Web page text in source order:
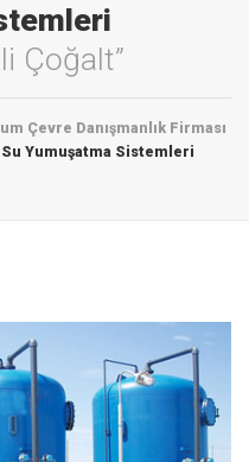
Çoğalt”
Çevre Danışmanlık Firması
Su Yumuşatma Sistemleri